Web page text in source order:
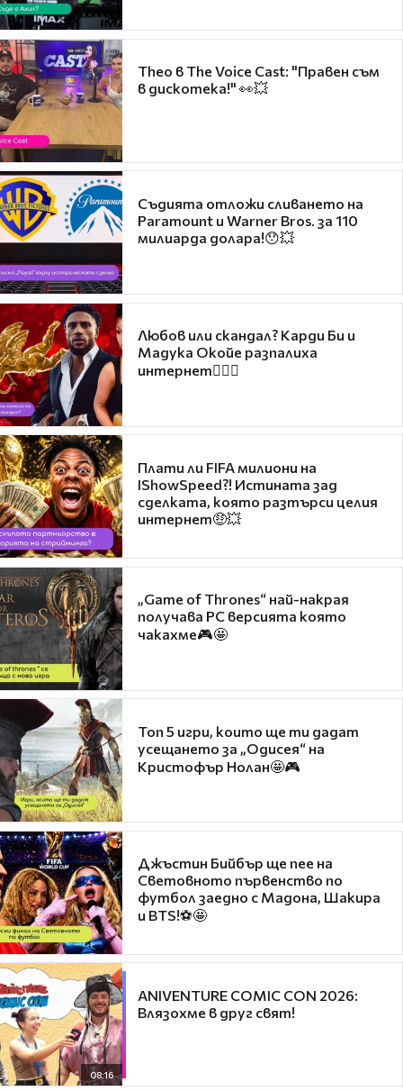
Theo в The Voice Cast: "Правен съм
в дискотека!" 👀💥
Съдията отложи сливането на
Paramount и Warner Bros. за 110
милиарда долара!😯💥
Любов или скандал? Карди Би и
Мадука Окойе разпалиха
интернет❤️‍🔥🔥
Плати ли FIFA милиони на
IShowSpeed?! Истината зад
сделката, която разтърси целия
интернет🤑💥
„Game of Thrones“ най-накрая
получава PC версията която
чакахме🎮🤩
Топ 5 игри, които ще ти дадат
усещането за „Одисея“ на
Кристофър Нолан🤩🎮
Джъстин Бийбър ще пее на
Световното първенство по
футбол заедно с Мадона, Шакира
и BTS!⚽🤩
08:16
ANIVENTURE COMIC CON 2026:
Влязохме в друг свят!